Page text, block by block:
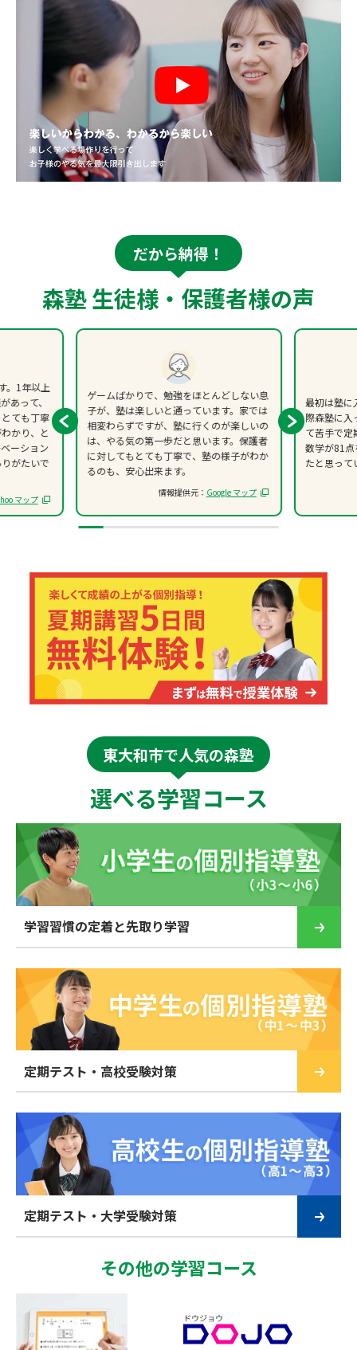
だから納得！
森塾 生徒様・保護者様の声
。1年以上
あって、
ても丁寧
かり、と
ーション
がたいで
マップ
ゲームばかりで、勉強をほとんどしない息
子が、塾は楽しいと通っています。家では
相変わらずですが、塾に行くのが楽しいの
は、やる気の第一歩だと思います。保護者
に対してもとても丁寧で、塾の様子がわか
るのも、安心出来ます。
情報提供元： Google マップ
最初は塾に
際森塾に入
て苦手で定
数学が81
たと思って
東大和市で人気の森塾
選べる学習コース
学習習慣の定着と先取り学習
定期テスト・高校受験対策
定期テスト・大学受験対策
その他の学習コース